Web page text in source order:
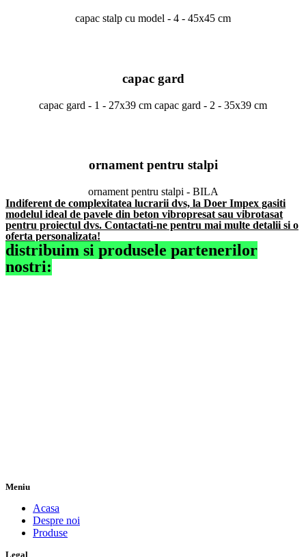
capac stalp cu model - 4 - 45x45 cm
capac gard
capac gard - 1 - 27x39 cm capac gard - 2 - 35x39 cm
ornament pentru stalpi
ornament pentru stalpi - BILA
Indiferent de complexitatea lucrarii dvs, la Doer Impex gasiti
modelul ideal de pavele din beton vibropresat sau vibrotasat
pentru proiectul dvs. Contactati-ne pentru mai multe detalii si o
oferta personalizata!
distribuim si produsele partenerilor
nostri:
Meniu
Acasa
Despre noi
Produse
Legal